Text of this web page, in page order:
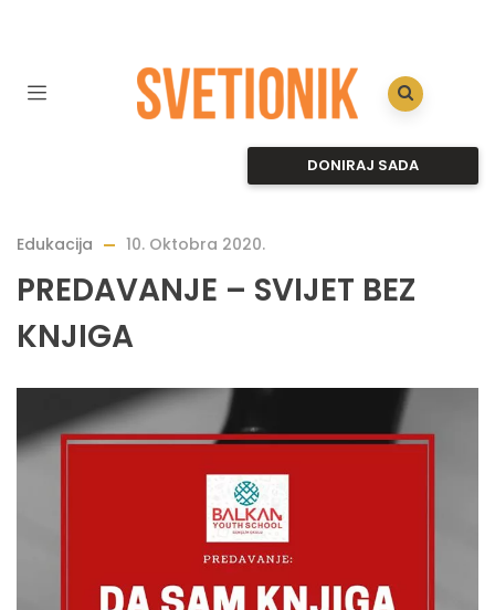
DONIRAJ SADA
Edukacija 10. Oktobra 2020.
PREDAVANJE – SVIJET BEZ
KNJIGA